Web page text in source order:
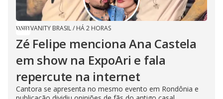
VANITY BRASIL/ HÁ 2 HORAS
Zé Felipe menciona Ana Castela
em show na ExpoAri e fala
repercute na internet
Cantora se apresenta no mesmo evento em Rondônia e